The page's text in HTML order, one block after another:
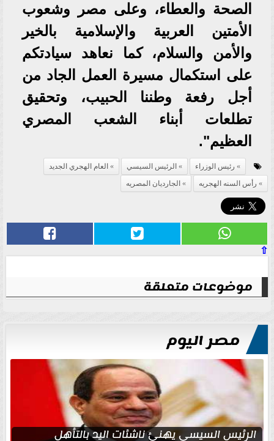
الصحة والعطاء، وعلى مصر وشعوب
الأمتين العربية والإسلامية بالخير
والأمن والسلام، كما نعاهد سيادتكم
على استكمال مسيرة العمل الجاد من
أجل رفعة وطننا الحبيب، وتحقيق
تطلعات أبناء الشعب المصري
العظيم".
رئيس الوزراء الرئيس السيسي
العام الهجري الجديد
رأس السنه الهجريه
الجارديان المصريه
⇧
موضوعات متعلقة
مصر اليوم
الرئيس السيسي يهنئ ناشئات اليد بالتأهل